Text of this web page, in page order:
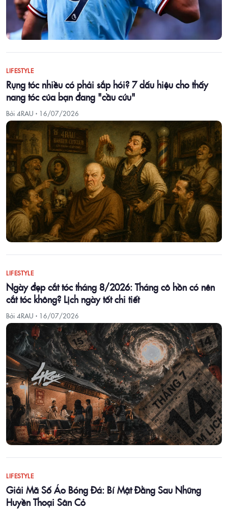
LIFESTYLE
Rụng tóc nhiều có phải sắp hói? 7 dấu hiệu cho thấy
nang tóc của bạn đang "cầu cứu"
Bởi 4RAU · 16/07/2026
LIFESTYLE
Ngày đẹp cắt tóc tháng 8/2026: Tháng cô hồn có nên
cắt tóc không? Lịch ngày tốt chi tiết
Bởi 4RAU · 16/07/2026
LIFESTYLE
Giải Mã Số Áo Bóng Đá: Bí Mật Đằng Sau Những
Huyền Thoại Sân Cỏ